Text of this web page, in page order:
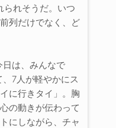
られそうだ。いつ
列だけでなく、ど
日は、みんなで
7人が軽やかにス
に行きタイ」。胸
の動きが伝わって
にしながら、チャ